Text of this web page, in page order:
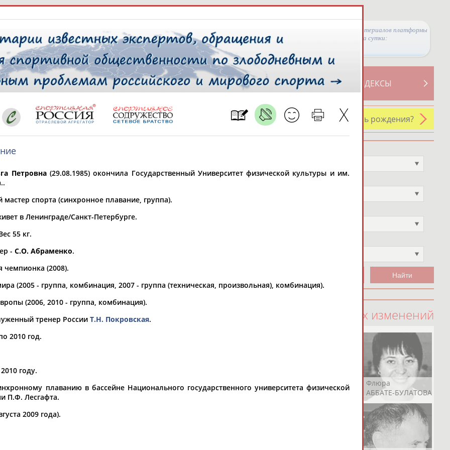
Просмотры материалов платформы
за сутки:
СВОДНЫЕ ИНДЕКСЫ
ТАБЛО АКТИВНОСТИ
РЕСУРСНАЯ ПЛОЩАДКА
У кого сегодня день рождения?
регион*
* для действующих спортсменов
рождения
чч мм год
100 последних изменений
АБАЛАКИНА
Дмитрий
АБАРЕНОВ
АБАСОВА
АБАЧАРАЕВ
Ростом
АБАШИДЗЕ
Флюра
АББАТЕ-БУЛАТОВА
Петровна(29.08.1985) окончила Государственный Университет физической культуры и им.
.
спорта (синхронное плавание, группа).
в Ленинграде/Санкт-Петербурге.
55 кг.
- С.О. Абраменко.
чемпионка (2008).
(2005 - группа, комбинация, 2007 - группа (техническая, произвольная), комбинация).
(2006, 2010 - группа, комбинация).
тренер России Т.Н. Покровская.
2010 год.
году.
плаванию в бассейне Национального государственного университета физической
П.Ф. Лесгафта.
2009 года).